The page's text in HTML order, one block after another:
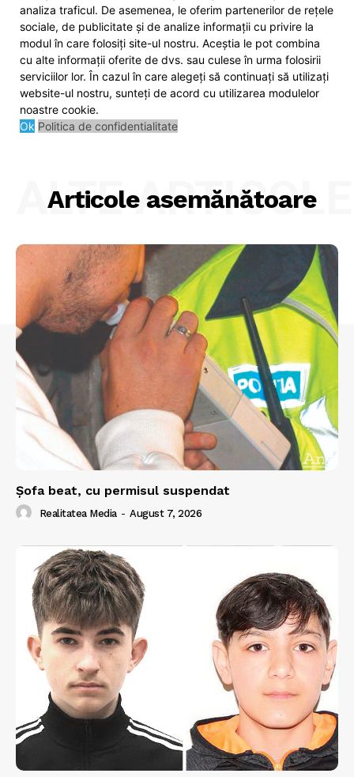
SUBSCRIBE NOW
Contact us
My account
fără casă
Camion răsturnat
Articole asemănătoare
ALTE ARTICOLE
Şofa beat, cu permisul suspendat
Realitatea Media - August 7, 2026
analiza traficul. De asemenea, le oferim partenerilor de rețele
sociale, de publicitate și de analize informații cu privire la
modul în care folosiți site-ul nostru. Aceștia le pot combina
cu alte informații oferite de dvs. sau culese în urma folosirii
serviciilor lor. În cazul în care alegeți să continuați să utilizați
website-ul nostru, sunteți de acord cu utilizarea modulelor
noastre cookie.
Ok Politica de confidentialitate